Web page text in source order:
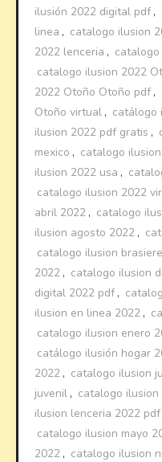
ilusión 2022 digital pdf ,
linea , catalogo ilusion
2022 lenceria ,
catalogo ilusion 2022
2022 Otoño Otoño pdf ,
Otoño virtual , catálogo
ilusion 2022 pdf gratis ,
mexico , catalogo
ilusion 2022 usa ,
catalogo ilusion 2022
abril 2022 , catalogo
ilusion agosto 2022 ,
catalogo ilusion
2022 , catalogo ilusion
digital 2022 pdf ,
ilusion en linea 2022 ,
catalogo ilusion enero
catálogo ilusión hogar
2022 , catalogo ilusion
juvenil , catalogo
ilusion lenceria 2022 pdf
catalogo ilusion mayo
2022 , catalogo ilusion